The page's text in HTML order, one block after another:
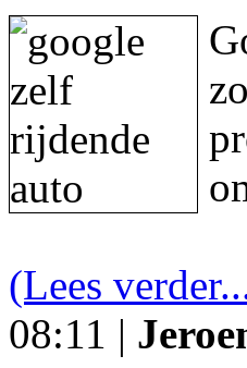
(Lees
08:11 |